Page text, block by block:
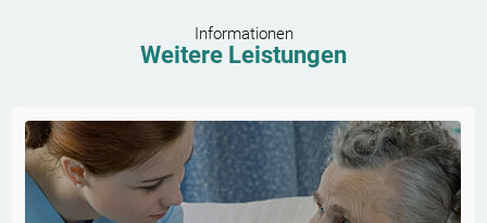
Informationen
Weitere Leistungen